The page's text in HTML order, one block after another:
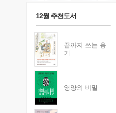
12월 추천도서
끝까지 쓰는 용
기
영양의 비밀